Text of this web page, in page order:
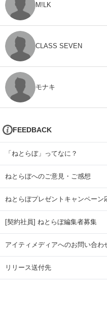
M!LK
CLASS SEVEN
モナキ
FEEDBACK
「ねとらぼ」ってなに？
ねとらぼへのご意見・ご感想
ねとらぼプレゼントキャンペーン
[契約社員] ねとらぼ編集者募集
アイティメディアへのお問い合わ
リリース送付先